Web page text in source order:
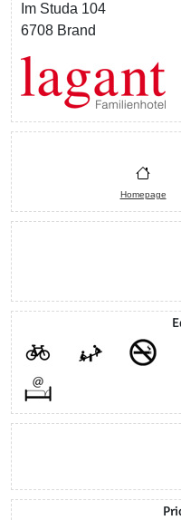
Im Studa 104
6708 Brand
Homepage